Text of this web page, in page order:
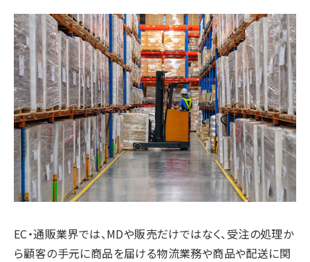
EC・通販業界では、MDや販売だけではなく、受注の処理か
ら顧客の手元に商品を届ける物流業務や商品や配送に関